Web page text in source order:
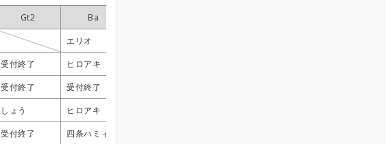
Gt2 Ba
エリオ
受付終了 ヒロアキ
受付終了 受付終了
しょう ヒロアキ
受付終了 四条ハミィ
Gt2 Ba
エリオ
受付終了 ヒロアキ
受付終了 受付終了
しょう ヒロアキ
受付終了 四条ハミィ
Gt2 Ba
エリオ
受付終了 ヒロアキ
受付終了 受付終了
しょう ヒロアキ
受付終了 四条ハミィ
Gt2 Ba
エリオ
受付終了 ヒロアキ
受付終了 受付終了
しょう ヒロアキ
受付終了 四条ハミィ